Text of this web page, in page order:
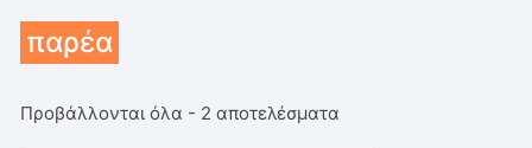
παρέα
Προβάλλονται όλα - 2 αποτελέσματα